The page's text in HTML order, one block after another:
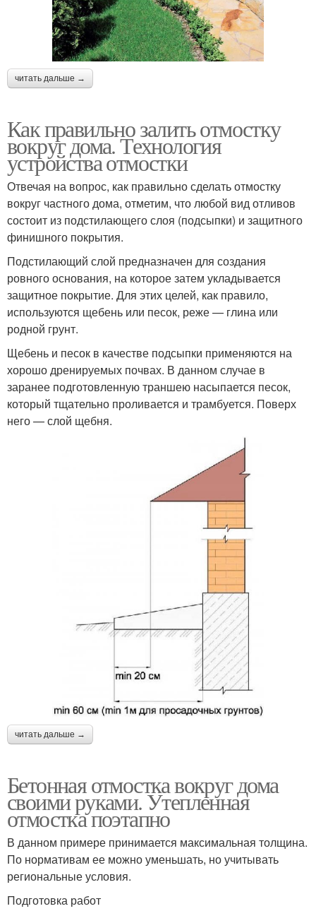
читать дальше →
Как правильно залить отмостку
вокруг дома. Технология
устройства отмостки
Отвечая на вопрос, как правильно сделать отмостку
вокруг частного дома, отметим, что любой вид отливов
состоит из подстилающего слоя (подсыпки) и защитного
финишного покрытия.
Подстилающий слой предназначен для создания
ровного основания, на которое затем укладывается
защитное покрытие. Для этих целей, как правило,
используются щебень или песок, реже — глина или
родной грунт.
Щебень и песок в качестве подсыпки применяются на
хорошо дренируемых почвах. В данном случае в
заранее подготовленную траншею насыпается песок,
который тщательно проливается и трамбуется. Поверх
него — слой щебня.
читать дальше →
Бетонная отмостка вокруг дома
своими руками. Утепленная
отмостка поэтапно
В данном примере принимается максимальная толщина.
По нормативам ее можно уменьшать, но учитывать
региональные условия.
Подготовка работ